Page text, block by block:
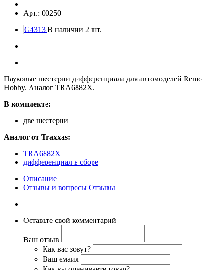
Арт.: 00250
G4313 В наличии 2 шт.
Пауковые шестерни дифференциала для автомоделей Remo
Hobby. Аналог TRA6882X.
В комплекте:
две шестерни
Аналог от Traxxas:
TRA6882X
дифференциал в сборе
Описание
Отзывы и вопросы Отзывы
Оставьте свой комментарий
Ваш отзыв
Как вас зовут?
Ваш емаил